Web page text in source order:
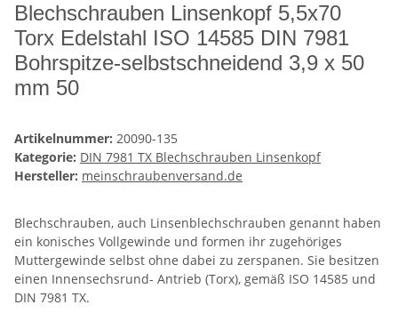
Blechschrauben Linsenkopf 5,5x70
Torx Edelstahl ISO 14585 DIN 7981
Bohrspitze-selbstschneidend 3,9 x 50
mm 50
Artikelnummer: 20090-135
Kategorie: DIN 7981 TX Blechschrauben Linsenkopf
Hersteller: meinschraubenversand.de
Blechschrauben, auch Linsenblechschrauben genannt haben
ein konisches Vollgewinde und formen ihr zugehöriges
Muttergewinde selbst ohne dabei zu zerspanen. Sie besitzen
einen Innensechsrund- Antrieb (Torx), gemäß ISO 14585 und
DIN 7981 TX.